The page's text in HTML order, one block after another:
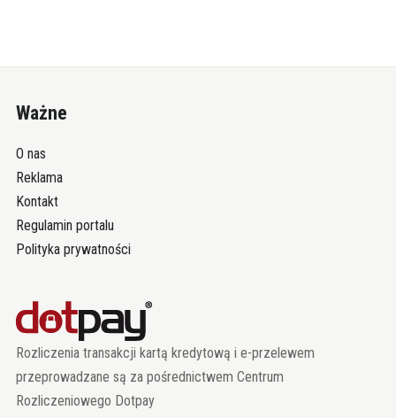
Ważne
O nas
Reklama
Kontakt
Regulamin portalu
Polityka prywatności
Rozliczenia transakcji kartą kredytową i e-przelewem
przeprowadzane są za pośrednictwem Centrum
Rozliczeniowego Dotpay